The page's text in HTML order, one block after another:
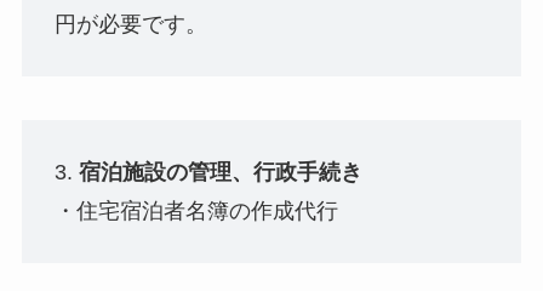
円が必要です。
3. 宿泊施設の管理、行政手続き
・住宅宿泊者名簿の作成代行